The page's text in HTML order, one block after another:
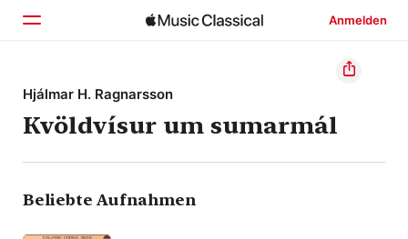
Anmelden
Startseite
Entdecken
Suchen
Hjálmar H. Ragnarsson
Kvöldvísur um sumarmál
Beliebte Aufnahmen